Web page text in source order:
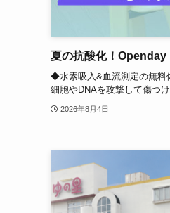
夏の抗酸化！Openday
◆水素吸入&血流測定の無料
細胞やDNAを攻撃して傷つ
2026年8月4日